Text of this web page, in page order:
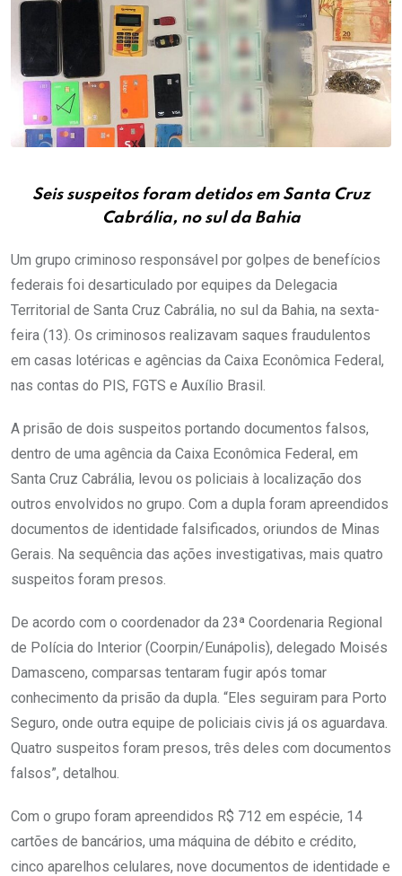
Seis suspeitos foram detidos em Santa Cruz
Cabrália, no sul da Bahia
Um grupo criminoso responsável por golpes de benefícios
federais foi desarticulado por equipes da Delegacia
Territorial de Santa Cruz Cabrália, no sul da Bahia, na sexta-
feira (13). Os criminosos realizavam saques fraudulentos
em casas lotéricas e agências da Caixa Econômica Federal,
nas contas do PIS, FGTS e Auxílio Brasil.
A prisão de dois suspeitos portando documentos falsos,
dentro de uma agência da Caixa Econômica Federal, em
Santa Cruz Cabrália, levou os policiais à localização dos
outros envolvidos no grupo. Com a dupla foram apreendidos
documentos de identidade falsificados, oriundos de Minas
Gerais. Na sequência das ações investigativas, mais quatro
suspeitos foram presos.
De acordo com o coordenador da 23ª Coordenaria Regional
de Polícia do Interior (Coorpin/Eunápolis), delegado Moisés
Damasceno, comparsas tentaram fugir após tomar
conhecimento da prisão da dupla. “Eles seguiram para Porto
Seguro, onde outra equipe de policiais civis já os aguardava.
Quatro suspeitos foram presos, três deles com documentos
falsos”, detalhou.
Com o grupo foram apreendidos R$ 712 em espécie, 14
cartões de bancários, uma máquina de débito e crédito,
cinco aparelhos celulares, nove documentos de identidade e